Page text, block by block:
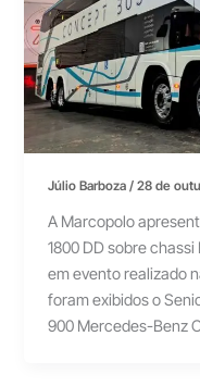
Júlio Barboza/28 de
A Marcopolo
1800 DD sobre
em evento realizado
foram exibidos o
900 Mercedes-Benz